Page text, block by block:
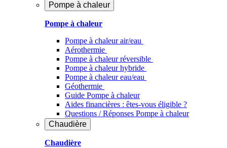
Pompe à chaleur
Pompe à chaleur
Pompe à chaleur air/eau
Aérothermie
Pompe à chaleur réversible
Pompe à chaleur hybride
Pompe à chaleur​ eau/eau
Géothermie
Guide Pompe à chaleur
Aides financières : êtes-vous éligible ?
Questions / Réponses Pompe à chaleur
Chaudière
Chaudière